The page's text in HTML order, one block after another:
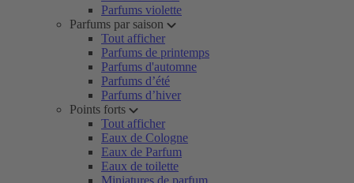
Parfums violette
Parfums par saison
Tout afficher
Parfums de printemps
Parfums d'automne
Parfums d’été
Parfums d’hiver
Points forts
Tout afficher
Eaux de Cologne
Eaux de Parfum
Eaux de toilette
Miniatures de parfum